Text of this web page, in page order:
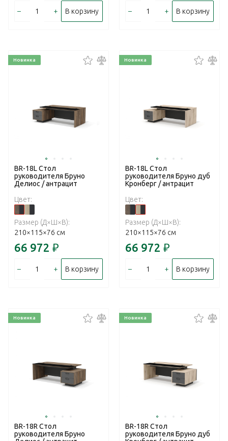
– + В корзину – + В корзину
Новинка
BR-18L Стол
руководителя Бруно
Делиос / антрацит
Цвет:
Размер (Д×Ш×В):
210×115×76 см
66 972 ₽
– + В корзину
Новинка
BR-18L Стол
руководителя Бруно дуб
Кронберг / антрацит
Цвет:
Размер (Д×Ш×В):
210×115×76 см
66 972 ₽
– + В корзину
Новинка
BR-18R Стол
руководителя Бруно
Новинка
BR-18R Стол
руководителя Бруно дуб